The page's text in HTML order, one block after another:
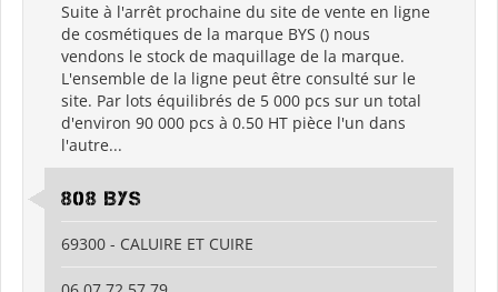
Suite à l'arrêt prochaine du site de vente en ligne
de cosmétiques de la marque BYS () nous
vendons le stock de maquillage de la marque.
L'ensemble de la ligne peut être consulté sur le
site. Par lots équilibrés de 5 000 pcs sur un total
d'environ 90 000 pcs à 0.50 HT pièce l'un dans
l'autre...
808 BYS
69300 - CALUIRE ET CUIRE